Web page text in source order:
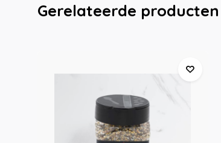
Gerelateerde producten